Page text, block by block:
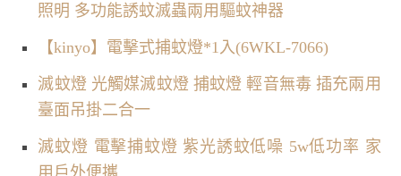
照明 多功能誘蚊滅蟲兩用驅蚊神器
【kinyo】電擊式捕蚊燈*1入(6WKL-7066)
滅蚊燈 光觸媒滅蚊燈 捕蚊燈 輕音無毒 插充兩用
臺面吊掛二合一
滅蚊燈 電擊捕蚊燈 紫光誘蚊低噪 5w低功率 家
用戶外便攜